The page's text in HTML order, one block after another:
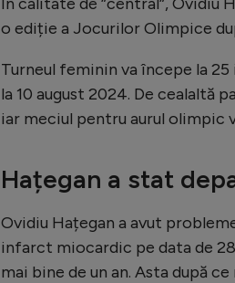
o ediție a Jocurilor Olimpice
Turneul feminin va începe la
la 10 august 2024. De cealaltă
iar meciul pentru aurul olimpic
Hațegan a stat
Ovidiu Hațegan a avut
infarct miocardic pe data de
mai bine de un an. Asta după